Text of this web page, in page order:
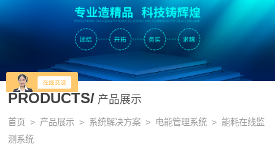
PRODUCTS/ 产品展示
首页 > 产品展示 > 系统解决方案 > 电能管理系统 > 能耗在线监
测系统